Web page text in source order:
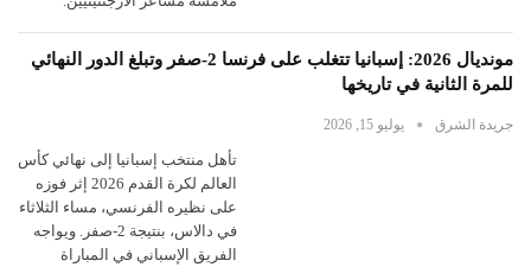
مونديال 2026: إسبانيا تتغلب على فرنسا 2-صفر وتبلغ الدور النهائي
للمرة الثانية في تاريخها
جريدة الشرق يوليو 15, 2026
تأهل منتخب إسبانيا إلى نهائي كأس
العالم لكرة القدم 2026 إثر فوزه
على نظيره الفرنسي، مساء الثلاثاء
في دالاس، بنتيجة 2-صفر. ويواجه
الفريق الإسباني في المباراة